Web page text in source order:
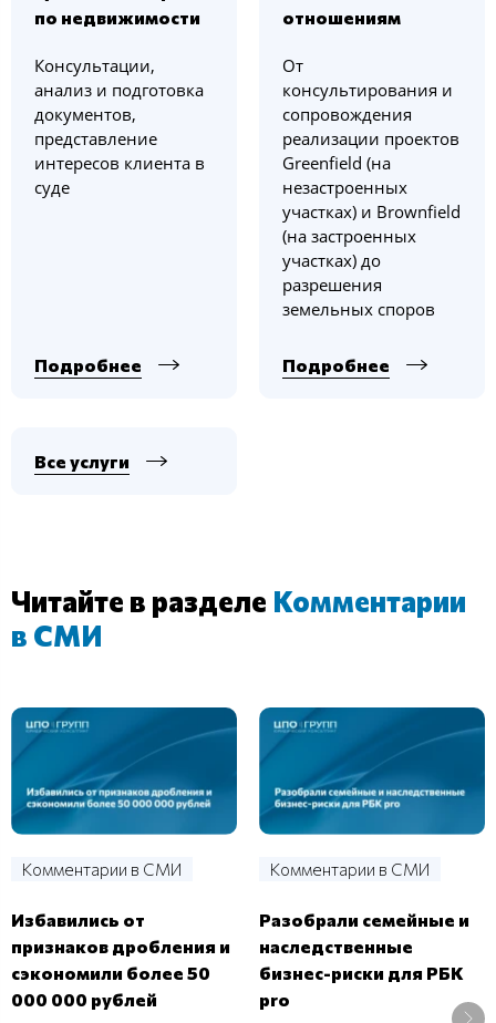
по недвижимости
Консультации,
анализ и подготовка
документов,
представление
интересов клиента в
суде
Подробнее
отношениям
От
консультирования и
сопровождения
реализации проектов
Greenfield (на
незастроенных
участках) и Brownfield
(на застроенных
участках) до
разрешения
земельных споров
Подробнее
Все услуги
Читайте в разделе Комментарии
в СМИ
Комментарии в СМИ
Избавились от
признаков дробления и
сэкономили более 50
000 000 рублей
Комментарии в СМИ
Разобрали семейные и
наследственные
бизнес-риски для РБК
pro